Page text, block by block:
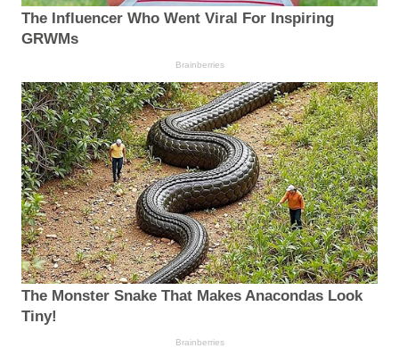
The Influencer Who Went Viral For Inspiring
GRWMs
Brainberries
The Monster Snake That Makes Anacondas Look
Tiny!
Brainberries